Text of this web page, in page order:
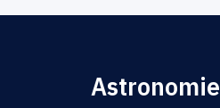
Astronomie